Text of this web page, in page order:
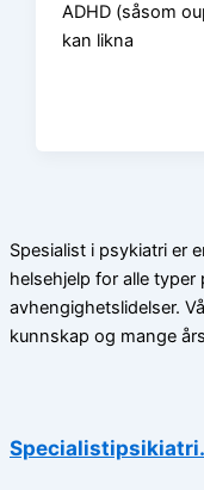
ADHD (såsom
kan likna
Spesialist i psykiatri er
helsehjelp for alle typer
avhengighetslidelser.
kunnskap og mange